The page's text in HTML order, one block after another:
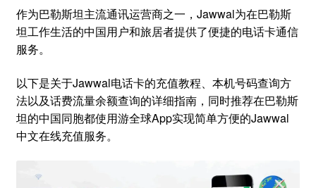
作为巴勒斯坦主流通讯运营商之一，Jawwal为在巴勒斯
坦工作生活的中国用户和旅居者提供了便捷的电话卡通信
服务。
以下是关于Jawwal电话卡的充值教程、本机号码查询方
法以及话费流量余额查询的详细指南，同时推荐在巴勒斯
坦的中国同胞都使用游全球App实现简单方便的Jawwal
中文在线充值服务。